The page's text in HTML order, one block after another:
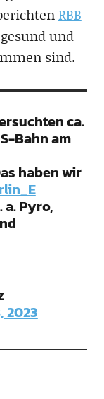
RBB
und
sind.
ca.
Bahn am
haben wir
Pyro,
2023